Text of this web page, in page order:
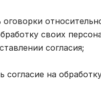
своих
согласия;
согласие на